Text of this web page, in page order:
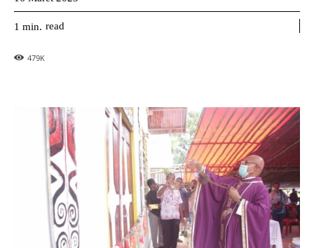
1 min. read
479K